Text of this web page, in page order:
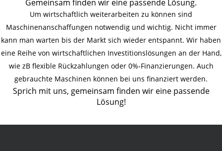
Gemeinsam finden wir eine passende Lösung.
Um wirtschaftlich weiterarbeiten zu können sind
Maschinenanschaffungen notwendig und wichtig. Nicht immer
kann man warten bis der Markt sich wieder entspannt. Wir haben
eine Reihe von wirtschaftlichen Investitionslösungen an der Hand,
wie zB flexible Rückzahlungen oder 0%-Finanzierungen. Auch
gebrauchte Maschinen können bei uns finanziert werden.
Sprich mit uns, gemeinsam finden wir eine passende
Lösung!